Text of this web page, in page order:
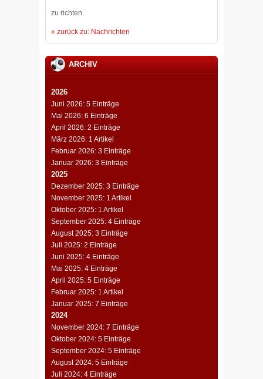
zu richten.
« zurück zu: Nachrichten
ARCHIV
2026
Juni 2026: 5 Einträge
Mai 2026: 6 Einträge
April 2026: 2 Einträge
März 2026: 1 Artikel
Februar 2026: 3 Einträge
Januar 2026: 3 Einträge
2025
Dezember 2025: 3 Einträge
November 2025: 1 Artikel
Oktober 2025: 1 Artikel
September 2025: 4 Einträge
August 2025: 3 Einträge
Juli 2025: 2 Einträge
Juni 2025: 4 Einträge
Mai 2025: 4 Einträge
April 2025: 5 Einträge
Februar 2025: 1 Artikel
Januar 2025: 7 Einträge
2024
November 2024: 7 Einträge
Oktober 2024: 5 Einträge
September 2024: 5 Einträge
August 2024: 5 Einträge
Juli 2024: 4 Einträge